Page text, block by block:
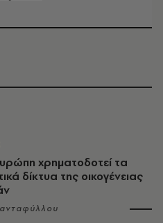
χρηματοδοτεί τα
δίκτυα της οικογένειας